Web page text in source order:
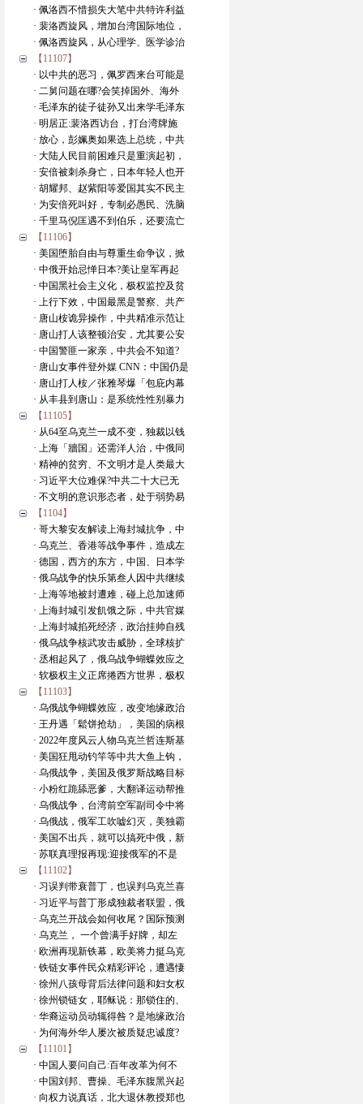
· 佩洛西不惜损失大笔中共特许利益
· 裴洛西旋风，增加台湾国际地位，
· 佩洛西旋风，从心理学、医学诊治
【11107】
· 以中共的恶习，佩罗西来台可能是
· 二舅问题在哪?会笑掉国外、海外
· 毛泽东的徒子徒孙又出来学毛泽东
· 明居正:裴洛西访台，打台湾牌施
· 放心，彭姵奥如果选上总统，中共
· 大陆人民目前困难只是重演起初，
· 安倍被刺杀身亡，日本年轻人也开
· 胡耀邦、赵紫阳等爱国其实不民主
· 为安倍死叫好，专制必愚民、洗脑
· 千里马倪匡遇不到伯乐，还要流亡
【11106】
· 美国堕胎自由与尊重生命争议，掀
· 中俄开始忌惮日本?美让皇军再起
· 中国黑社会主义化，极权监控及贫
· 上行下效，中国最黑是警察、共产
· 唐山桉诡异操作，中共精准示范让
· 唐山打人该整顿治安，尤其要公安
· 中国警匪一家亲，中共会不知道?
· 唐山女事件登外媒 CNN：中国仍是
· 唐山打人桉／张雅琴爆「包庇内幕
· 从丰县到唐山：是系统性性别暴力
【11105】
· 从64至乌克兰一成不变，独裁以钱
· 上海「牆国」还需洋人治，中俄同
· 精神的贫穷、不文明才是人类最大
· 习近平大位难保?中共二十大已无
· 不文明的意识形态者，处于弱势易
【1104】
· 哥大黎安友解读上海封城抗争，中
· 乌克兰、香港等战争事件，造成左
· 德国，西方的东方，中国、日本学
· 俄乌战争的快乐第叁人因中共继续
· 上海等地被封遭难，碰上总加速师
· 上海封城引发飢饿之际，中共官媒
· 上海封城掐死经济，政治挂帅自残
· 俄乌战争核武攻击威胁，全球核扩
· 丞相起风了，俄乌战争蝴蝶效应之
· 软极权主义正席捲西方世界，极权
【11103】
· 乌俄战争蝴蝶效应，改变地缘政治
· 王丹遇「鬆饼抢劫」，美国的病根
· 2022年度风云人物乌克兰哲连斯基
· 美国狂甩动钓竿等中共大鱼上钩，
· 乌俄战争，美国及俄罗斯战略目标
· 小粉红跪舔恶爹，大翻译运动帮推
· 乌俄战争，台湾前空军副司令中将
· 乌俄战，俄军工吹嘘幻灭，美独霸
· 美国不出兵，就可以搞死中俄，新
· 苏联真理报再现:迎接俄军的不是
【11102】
· 习误判带衰普丁，也误判乌克兰喜
· 习近平与普丁形成独裁者联盟，俄
· 乌克兰开战会如何收尾？国际预测
· 乌克兰， 一个曾满手好牌，却左
· 欧洲再现新铁幕，欧美将力挺乌克
· 铁链女事件民众精彩评论，遭遇悽
· 徐州八孩母背后法律问题和妇女权
· 徐州锁链女，耶稣说：那锁住的、
· 华裔运动员动辄得咎？是地缘政治
· 为何海外华人屡次被质疑忠诚度?
【11101】
· 中国人要问自己:百年改革为何不
· 中国刘邦、曹操、毛泽东腹黑兴起
· 向权力说真话，北大退休教授郑也